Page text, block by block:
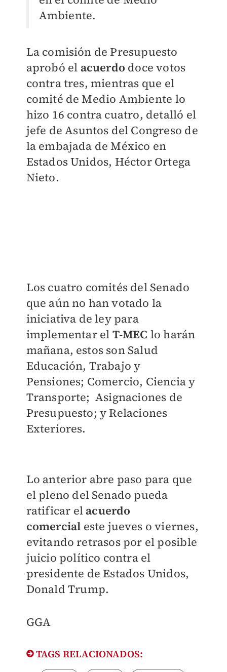
Ambiente.
La comisión de Presupuesto
aprobó el acuerdo doce votos
contra tres, mientras que el
comité de Medio Ambiente lo
hizo 16 contra cuatro, detalló el
jefe de Asuntos del Congreso de
la embajada de México en
Estados Unidos, Héctor Ortega
Nieto.
Los cuatro comités del Senado
que aún no han votado la
iniciativa de ley para
implementar el T-MEC lo harán
mañana, estos son Salud
Educación, Trabajo y
Pensiones; Comercio, Ciencia y
Transporte; Asignaciones de
Presupuesto; y Relaciones
Exteriores.
Lo anterior abre paso para que
el pleno del Senado pueda
ratificar el acuerdo
comercial este jueves o viernes,
evitando retrasos por el posible
juicio político contra el
presidente de Estados Unidos,
Donald Trump.
GGA
TAGS RELACIONADOS: